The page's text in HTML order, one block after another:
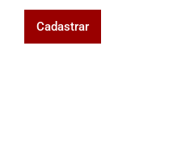
Cadastrar